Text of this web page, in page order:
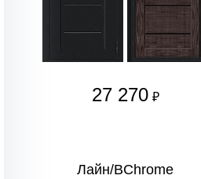
27 270 ₽
Лайн/BChrome